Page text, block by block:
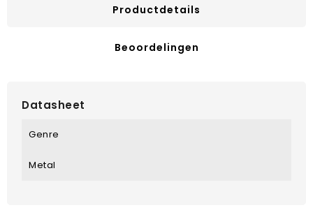
Productdetails
Beoordelingen
Datasheet
Genre
Metal